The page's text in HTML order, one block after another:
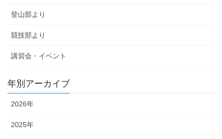
登山部より
競技部より
講習会・イベント
年別アーカイブ
2026年
2025年